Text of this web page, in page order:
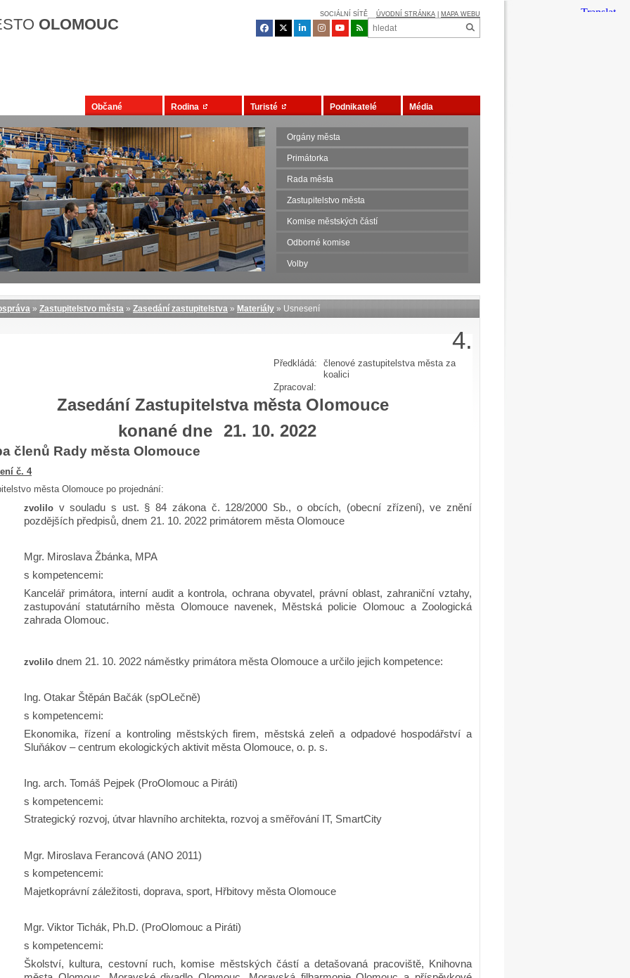
OLOMOUC
SOCIÁLNÍ SÍTĚ ÚVODNÍ STRÁNKA MAPA WEBU
Občané Rodina Turisté Podnikatelé Média
Orgány města
Primátorka
Rada města
Zastupitelstvo města
Komise městských částí
Odborné komise
Volby
» Zastupitelstvo města » Zasedání zastupitelstva » Materiály » Usnesení
4.
Předkládá:
členové zastupitelstva města za
koalici
Zpracoval:
Zasedání Zastupitelstva města Olomouce
konané dne 21. 10. 2022
členů Rady města Olomouce
č. 4
města Olomouce po projednání:
zvolilo v souladu s ust. § 84 zákona č. 128/2000 Sb., o obcích, (obecní zřízení), ve znění
pozdějších předpisů, dnem 21. 10. 2022 primátorem města Olomouce
Mgr. Miroslava Žbánka, MPA
s kompetencemi:
Kancelář primátora, interní audit a kontrola, ochrana obyvatel, právní oblast, zahraniční vztahy,
zastupování statutárního města Olomouce navenek, Městská policie Olomouc a Zoologická
zahrada Olomouc.
zvolilo dnem 21. 10. 2022 náměstky primátora města Olomouce a určilo jejich kompetence:
Ing. Otakar Štěpán Bačák (spOLečně)
s kompetencemi:
Ekonomika, řízení a kontroling městských firem, městská zeleň a odpadové hospodářství a
Sluňákov – centrum ekologických aktivit města Olomouce, o. p. s.
Ing. arch. Tomáš Pejpek (ProOlomouc a Piráti)
s kompetencemi:
Strategický rozvoj, útvar hlavního architekta, rozvoj a směřování IT, SmartCity
Mgr. Miroslava Ferancová (ANO 2011)
s kompetencemi:
Majetkoprávní záležitosti, doprava, sport, Hřbitovy města Olomouce
Mgr. Viktor Tichák, Ph.D. (ProOlomouc a Piráti)
s kompetencemi:
Školství, kultura, cestovní ruch, komise městských částí a detašovaná pracoviště, Knihovna